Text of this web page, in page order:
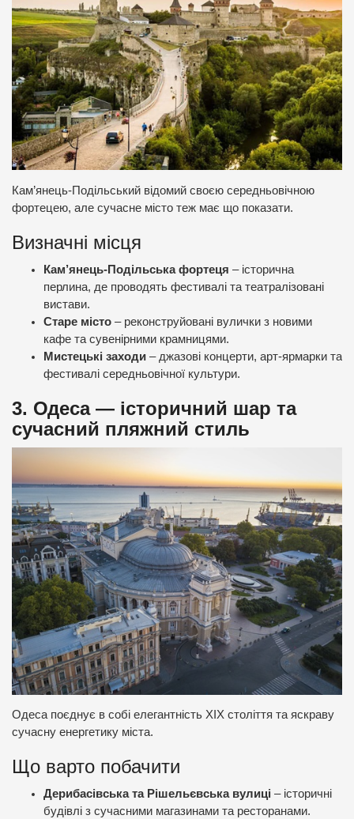
Кам’янець-Подільський відомий своєю середньовічною
фортецею, але сучасне місто теж має що показати.
Визначні місця
Кам’янець-Подільська фортеця – історична
перлина, де проводять фестивалі та театралізовані
вистави.
Старе місто – реконструйовані вулички з новими
кафе та сувенірними крамницями.
Мистецькі заходи – джазові концерти, арт-ярмарки та
фестивалі середньовічної культури.
3. Одеса — історичний шар та
сучасний пляжний стиль
Одеса поєднує в собі елегантність XIX століття та яскраву
сучасну енергетику міста.
Що варто побачити
Дерибасівська та Рішельєвська вулиці – історичні
будівлі з сучасними магазинами та ресторанами.